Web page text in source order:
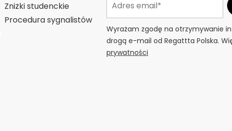
Zniżki studenckie
Procedura sygnalistów
Wyrażam zgodę na otrzymywanie
drogą e-mail od Regattta Polska.
prywatności